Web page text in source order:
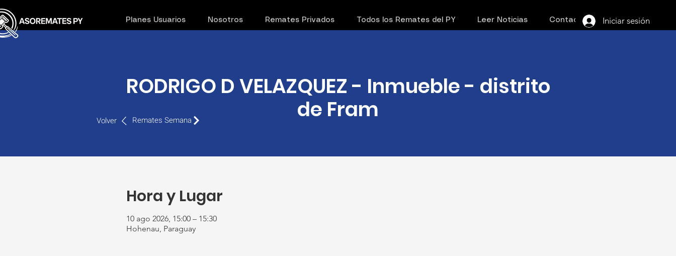
Planes Usuarios Nosotros Remates Privados Todos los Remates del PY Leer Noticias Contacto Iniciar sesión
RODRIGO D VELAZQUEZ - Inmueble - distrito
de Fram
Hora y Lugar
10 ago 2026, 15:00 – 15:30
Hohenau, Paraguay
Remates Semana
Volver